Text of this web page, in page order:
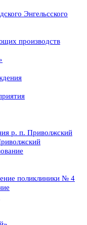
Энгельсского
производств
р. п. Приволжский
поликлиники № 4